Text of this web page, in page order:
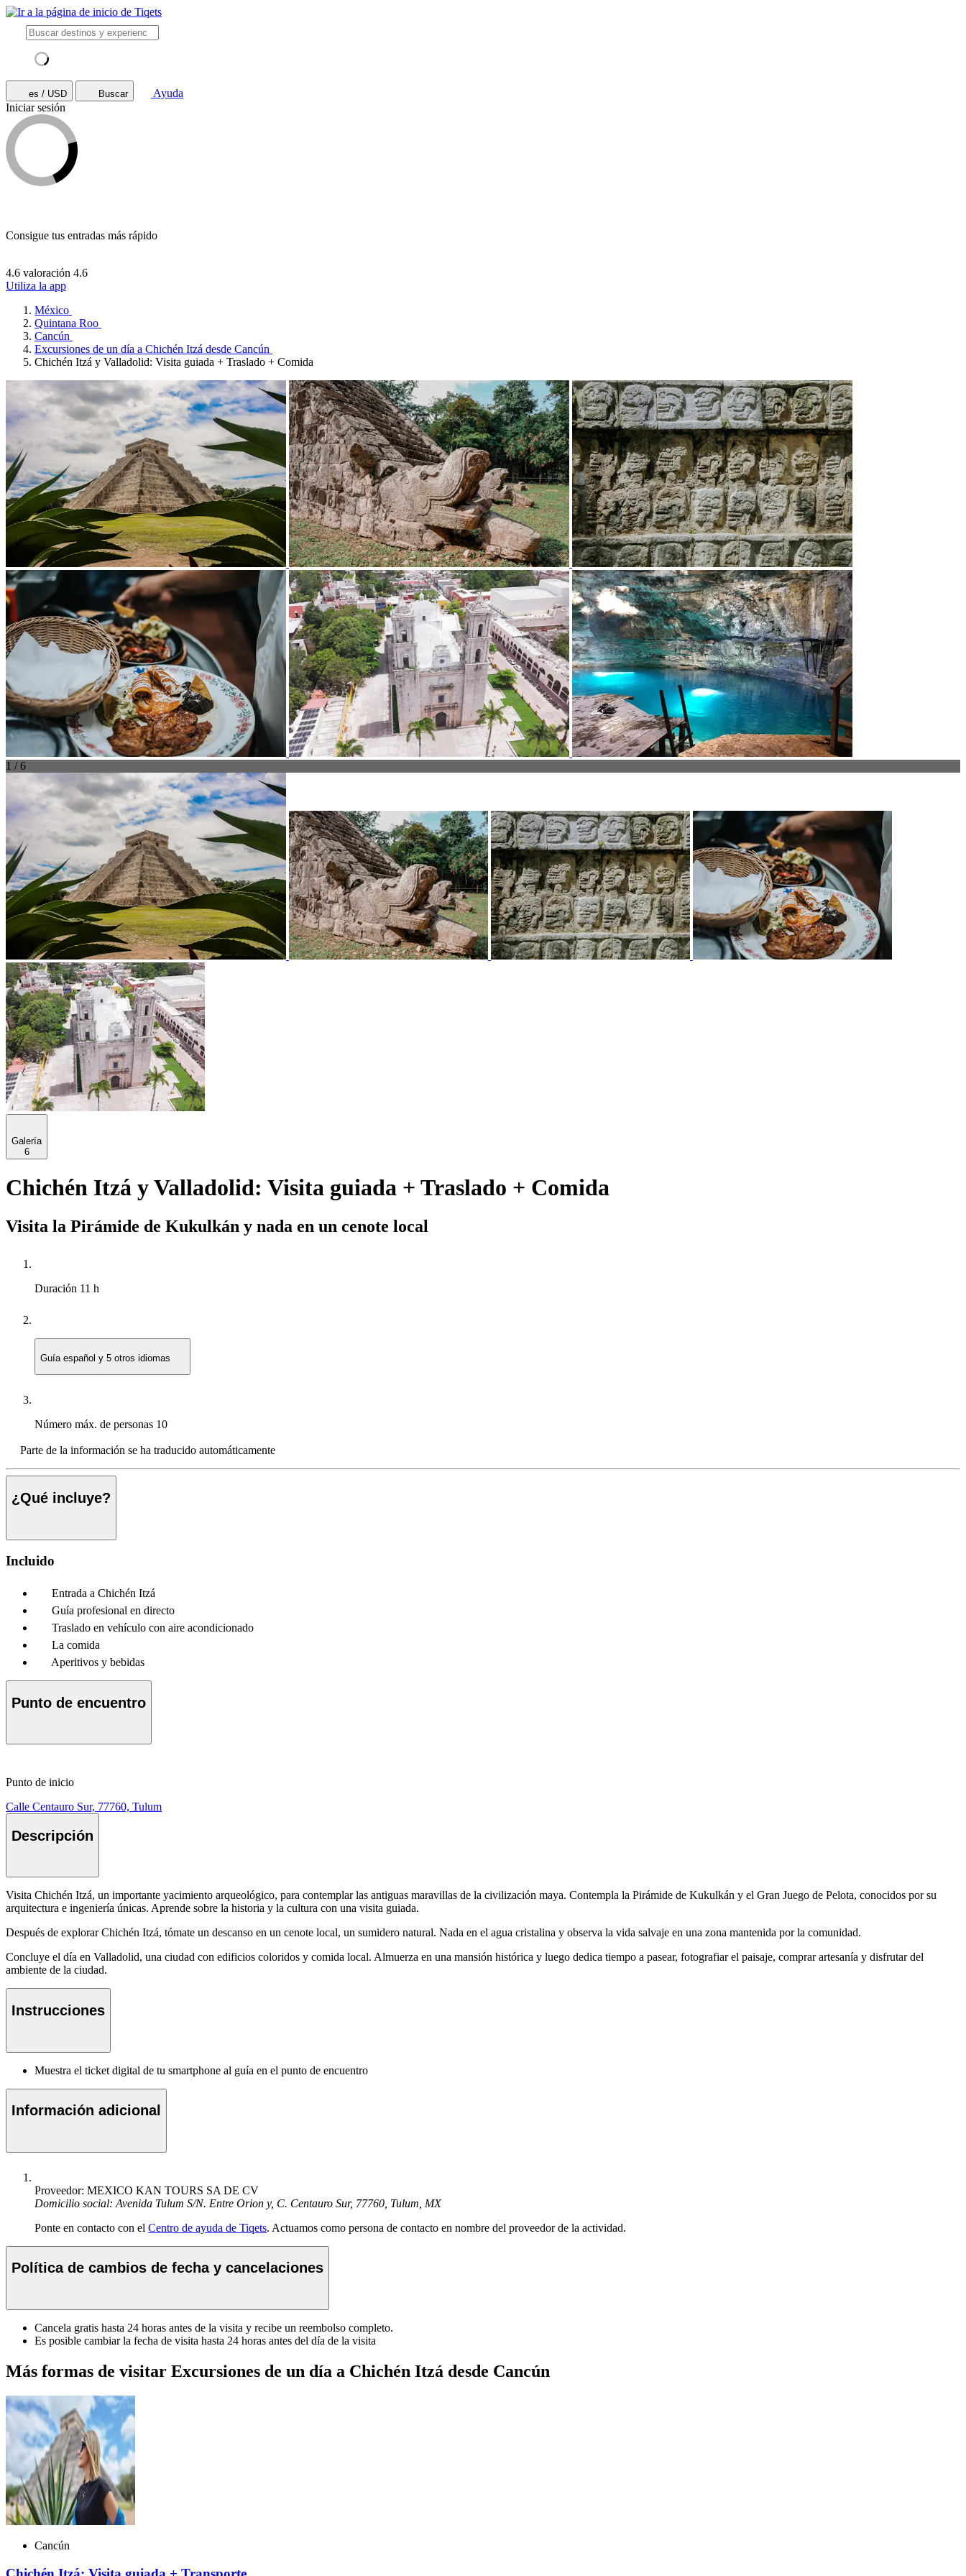
es / USD Buscar
Ayuda
Iniciar sesión
Consigue tus entradas más rápido
4.6 valoración 4.6
Utiliza la app
México
Quintana Roo
Cancún
Excursiones de un día a Chichén Itzá desde Cancún
Chichén Itzá y Valladolid: Visita guiada + Traslado + Comida
1 / 6
Galería
6
Chichén Itzá y Valladolid: Visita guiada + Traslado + Comida
Visita la Pirámide de Kukulkán y nada en un cenote local
Duración 11 h
Guía español y 5 otros idiomas
Número máx. de personas 10
Parte de la información se ha traducido automáticamente
¿Qué incluye?
Incluido
Entrada a Chichén Itzá
Guía profesional en directo
Traslado en vehículo con aire acondicionado
La comida
Aperitivos y bebidas
Punto de encuentro
Punto de inicio
Calle Centauro Sur, 77760, Tulum
Descripción
Visita Chichén Itzá, un importante yacimiento arqueológico, para contemplar las antiguas maravillas de la civilización maya. Contempla la Pirámide de Kukulkán y el Gran Juego de Pelota, conocidos por su
arquitectura e ingeniería únicas. Aprende sobre la historia y la cultura con una visita guiada.
Después de explorar Chichén Itzá, tómate un descanso en un cenote local, un sumidero natural. Nada en el agua cristalina y observa la vida salvaje en una zona mantenida por la comunidad.
Concluye el día en Valladolid, una ciudad con edificios coloridos y comida local. Almuerza en una mansión histórica y luego dedica tiempo a pasear, fotografiar el paisaje, comprar artesanía y disfrutar del
ambiente de la ciudad.
Instrucciones
Muestra el ticket digital de tu smartphone al guía en el punto de encuentro
Información adicional
Proveedor: MEXICO KAN TOURS SA DE CV
Domicilio social: Avenida Tulum S/N. Entre Orion y, C. Centauro Sur, 77760, Tulum, MX
Ponte en contacto con el Centro de ayuda de Tiqets. Actuamos como persona de contacto en nombre del proveedor de la actividad.
Política de cambios de fecha y cancelaciones
Cancela gratis hasta 24 horas antes de la visita y recibe un reembolso completo.
Es posible cambiar la fecha de visita hasta 24 horas antes del día de la visita
Más formas de visitar Excursiones de un día a Chichén Itzá desde Cancún
Cancún